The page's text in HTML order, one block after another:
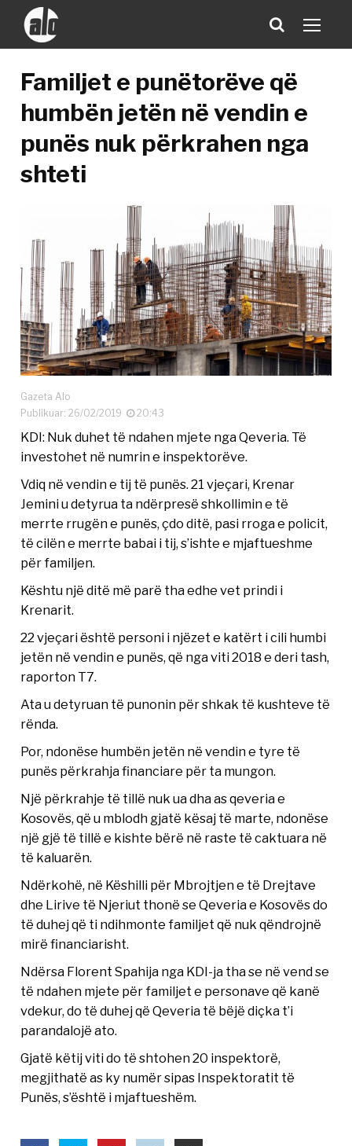
Familjet e punëtorëve që
humbën jetën në vendin e
punës nuk përkrahen nga
shteti
Gazeta Alo
Publikuar: 26/02/2019
20:43
KDI: Nuk duhet të ndahen mjete nga Qeveria. Të
investohet në numrin e inspektorëve.
Vdiq në vendin e tij të punës. 21 vjeçari, Krenar
Jemini u detyrua ta ndërpresë shkollimin e të
merrte rrugën e punës, çdo ditë, pasi rroga e policit,
të cilën e merrte babai i tij, s’ishte e mjaftueshme
për familjen.
Kështu një ditë më parë tha edhe vet prindi i
Krenarit.
22 vjeçari është personi i njëzet e katërt i cili humbi
jetën në vendin e punës, që nga viti 2018 e deri tash,
raporton T7.
Ata u detyruan të punonin për shkak të kushteve të
rënda.
Por, ndonëse humbën jetën në vendin e tyre të
punës përkrahja financiare për ta mungon.
Një përkrahje të tillë nuk ua dha as qeveria e
Kosovës, që u mblodh gjatë kësaj të marte, ndonëse
një gjë të tillë e kishte bërë në raste të caktuara në
të kaluarën.
Ndërkohë, në Këshilli për Mbrojtjen e të Drejtave
dhe Lirive të Njeriut thonë se Qeveria e Kosovës do
të duhej që ti ndihmonte familjet që nuk qëndrojnë
mirë financiarisht.
Ndërsa Florent Spahija nga KDI-ja tha se në vend se
të ndahen mjete për familjet e personave që kanë
vdekur, do të duhej që Qeveria të bëjë diçka t’i
parandalojë ato.
Gjatë këtij viti do të shtohen 20 inspektorë,
megjithatë as ky numër sipas Inspektoratit të
Punës, s’është i mjaftueshëm.